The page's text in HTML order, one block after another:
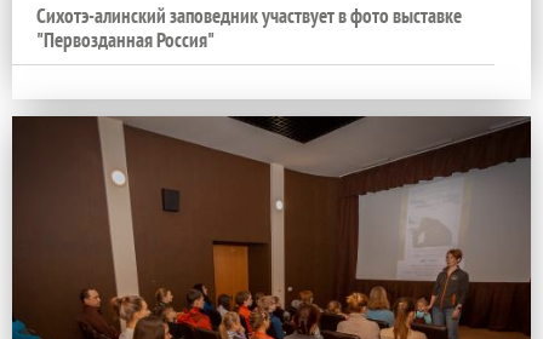
Сихотэ-алинский заповедник участвует в фото выставке
"Первозданная Россия"